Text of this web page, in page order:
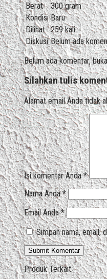
Berat
300 gram
Kondisi Baru
Dilihat 259 kali
Diskusi Belum ada
Belum ada komentar,
Silahkan tulis
Alamat email Anda tidak
Isi komentar Anda*
Nama Anda*
Email Anda*
Simpan nama, email,
Produk Terkait